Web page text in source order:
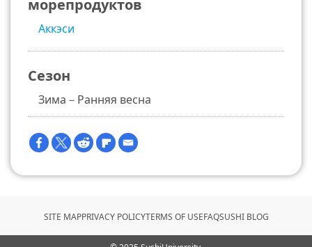
морепродуктов
Аккэси
Сезон
Зима－Ранняя весна
SITE MAPPRIVACY POLICYTERMS OF USEFAQSUSHI BLOG